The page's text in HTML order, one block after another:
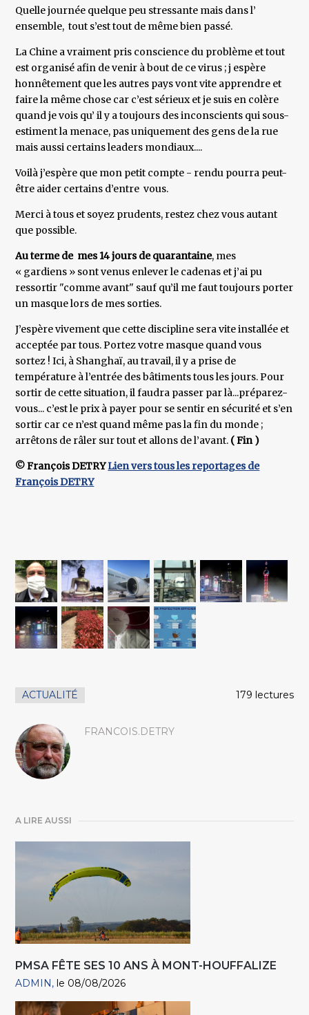
Quelle journée quelque peu stressante mais dans l’
ensemble, tout s’est tout de même bien passé.
La Chine a vraiment pris conscience du problème et tout
est organisé afin de venir à bout de ce virus ; j espère
honnêtement que les autres pays vont vite apprendre et
faire la même chose car c’est sérieux et je suis en colère
quand je vois qu’ il y a toujours des inconscients qui sous-
estiment la menace, pas uniquement des gens de la rue
mais aussi certains leaders mondiaux....
Voilà j’espère que mon petit compte - rendu pourra peut-
être aider certains d’entre vous.
Merci à tous et soyez prudents, restez chez vous autant
que possible.
Au terme de mes 14 jours de quarantaine, mes
« gardiens » sont venus enlever le cadenas et j’ai pu
ressortir "comme avant" sauf qu’il me faut toujours porter
un masque lors de mes sorties.
J’espère vivement que cette discipline sera vite installée et
acceptée par tous. Portez votre masque quand vous
sortez ! Ici, à Shanghaï, au travail, il y a prise de
température à l’entrée des bâtiments tous les jours. Pour
sortir de cette situation, il faudra passer par là...préparez-
vous... c’est le prix à payer pour se sentir en sécurité et s’en
sortir car ce n’est quand même pas la fin du monde ;
arrêtons de râler sur tout et allons de l’avant. ( Fin )
© François DETRYLien vers tous les reportages de
François DETRY
ACTUALITÉ 179 lectures
FRANCOIS.DETRY
A LIRE AUSSI
PMSA FÊTE SES 10 ANS À MONT-HOUFFALIZE
ADMIN le 08/08/2026